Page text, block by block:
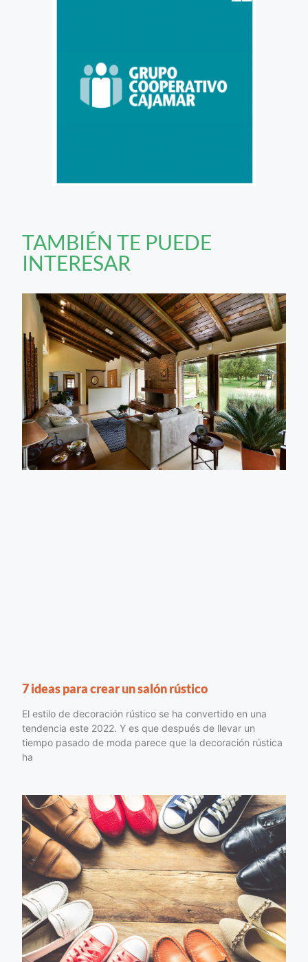
TAMBIÉN TE PUEDE
INTERESAR
7 ideas para crear un salón rústico
El estilo de decoración rústico se ha convertido en una
tendencia este 2022. Y es que después de llevar un
tiempo pasado de moda parece que la decoración rústica
ha